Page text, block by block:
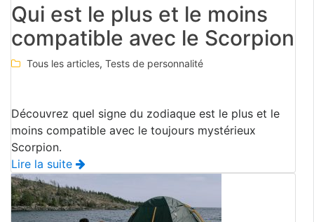
Qui est le plus et le moins
compatible avec le Scorpion
Tous les articles, Tests de personnalité
Découvrez quel signe du zodiaque est le plus et le
moins compatible avec le toujours mystérieux
Scorpion.
Lire la suite